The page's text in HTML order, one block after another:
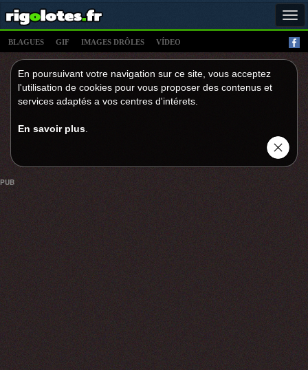
BLAGUES GIF IMAGES DRÔLES VÍDEO
En poursuivant votre navigation sur ce site, vous acceptez
l'utilisation de cookies pour vous proposer des contenus et
services adaptés a vos centres d'intérets.
En savoir plus
PUB